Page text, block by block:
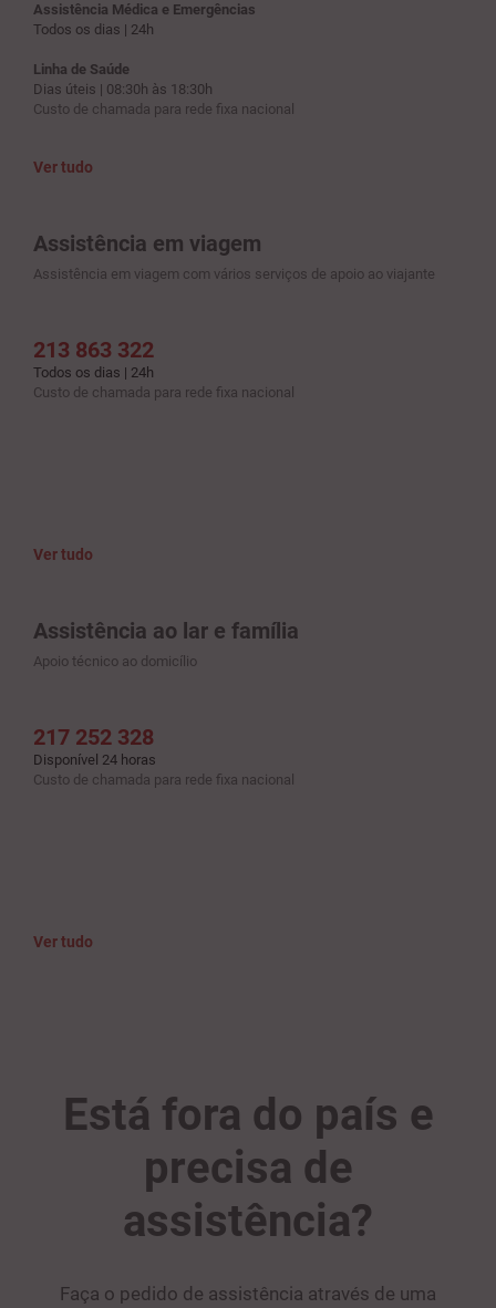
Assistência Médica e Emergências
Todos os dias | 24h
Linha de Saúde
Dias úteis | 08:30h às 18:30h
Custo de chamada para rede fixa nacional
Ver tudo
Assistência em viagem
Assistência em viagem com vários serviços de apoio ao viajante
213 863 322
Todos os dias | 24h
Custo de chamada para rede fixa nacional
Ver tudo
Assistência ao lar e família
Apoio técnico ao domicílio
217 252 328
Disponível 24 horas
Custo de chamada para rede fixa nacional
Ver tudo
Está fora do país e
precisa de
assistência?
Faça o pedido de assistência através de uma